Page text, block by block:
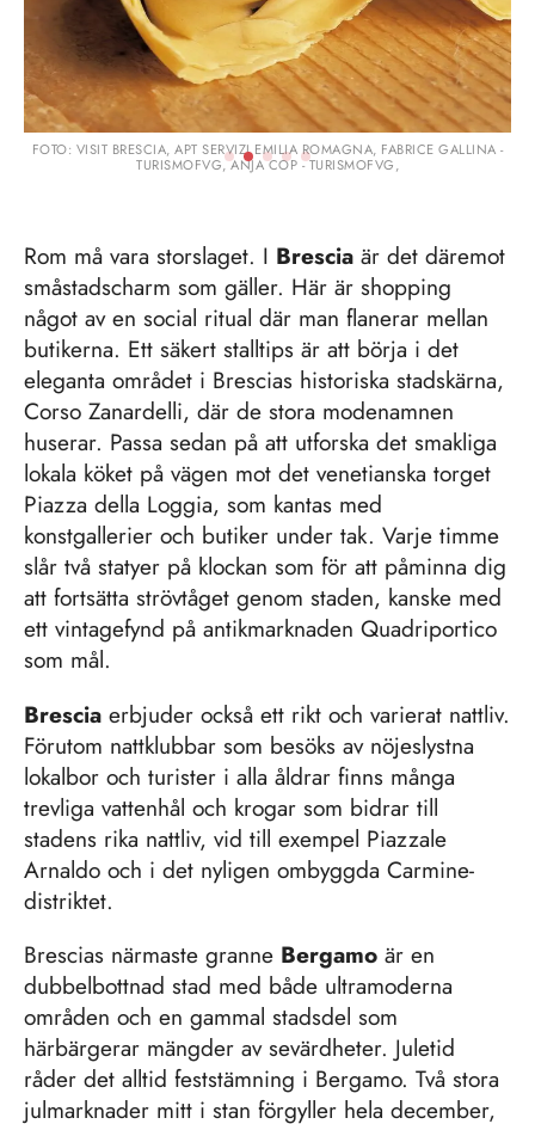
FOTO: VISIT BRESCIA, APT SERVIZI EMILIA ROMAGNA, FABRICE GALLINA -
TURISMOFVG, ANJA COP - TURISMOFVG,
Rom må vara storslaget. IBresciaär det däremot
småstadscharm som gäller. Här är shopping
eleganta området i Brescias historiska stadskärna,
Corso Zanardelli, där de stora modenamnen
huserar. Passa sedan på att utforska det smakliga
lokala köket på vägen mot det venetianska torget
Piazza della Loggia, som kantas med
konstgallerier och butiker under tak. Varje timme
slår två statyer på klockan som för att påminna dig
att fortsätta strövtåget genom staden, kanske med
ett vintagefynd på antikmarknaden Quadriportico
som mål.
Bresciaerbjuder också ett rikt och varierat nattliv.
Förutom nattklubbar som besöks av nöjeslystna
lokalbor och turister i alla åldrar finns många
trevliga vattenhål och krogar som bidrar till
stadens rika nattliv, vid till exempel Piazzale
Arnaldo och i det nyligen ombyggda Carmine-
distriktet.
Brescias närmaste granneBergamoär en
dubbelbottnad stad med både ultramoderna
områden och en gammal stadsdel som
härbärgerar mängder av sevärdheter. Juletid
råder det alltid feststämning i Bergamo. Två stora
julmarknader mitt i stan förgyller hela december,
och flera stämningsfulla julmarknader hålls i
byarna runtomkring. För den som vill erbjuder
bergen runt Bergamo också naturskön skidåkning
och annat vinterskoj.